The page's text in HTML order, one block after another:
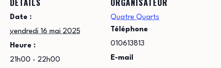
DÉTAILS
Date :
vendredi 16 mai 2025
Heure :
21h00 - 22h00
ORGANISATEUR
Quatre Quarts
Téléphone
010613813
E-mail